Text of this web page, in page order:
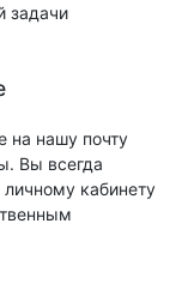
задачи
на нашу почту
Вы всегда
кабинету